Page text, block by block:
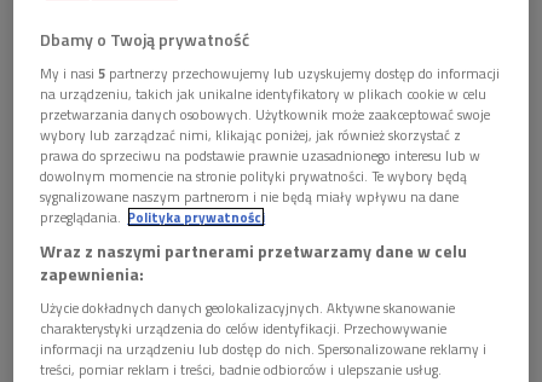
AUDIO 2 pliki
 05'07 
Kustosz Ewa Nawój o willi "Świt" w Konstancinie-
Jeziornie (Poranek Dwójki)
 05'15
Kustosz Ewa Nawój o gabinecie Żeromskiego w
willi "Świt" w Konstancinie-Jeziornie (Wybieram
Dwójkę)
Dbamy o Twoją prywatność
My i nasi5 partnerzy przechowujemy lub uzyskujemy dostęp do informacji
na urządzeniu, takich jak unikalne identyfikatory w plikach cookie w celu
przetwarzania danych osobowych. Użytkownik może zaakceptować swoje
wybory lub zarządzać nimi, klikając poniżej, jak również skorzystać z
prawa do sprzeciwu na podstawie prawnie uzasadnionego interesu lub w
dowolnym momencie na stronie polityki prywatności. Te wybory będą
sygnalizowane naszym partnerom i nie będą miały wpływu na dane
przeglądania. Polityka prywatności
Wraz z naszymi partnerami przetwarzamy dane w celu
zapewnienia:
Użycie dokładnych danych geolokalizacyjnych. Aktywne skanowanie
charakterystyki urządzenia do celów identyfikacji. Przechowywanie
informacji na urządzeniu lub dostęp do nich. Spersonalizowane reklamy i
treści, pomiar reklam i treści, badnie odbiorców i ulepszanie usług.